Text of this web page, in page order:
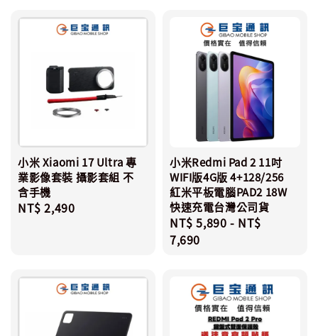
小米 Xiaomi 17 Ultra 專
業影像套裝 攝影套組 不
含手機
Regular
NT$ 2,490
小米Redmi Pad 2 11吋
WIFI版4G版 4+128/256
紅米平板電腦PAD2 18W
快速充電台灣公司貨
Regular
price
NT$ 5,890 - NT$
7,690